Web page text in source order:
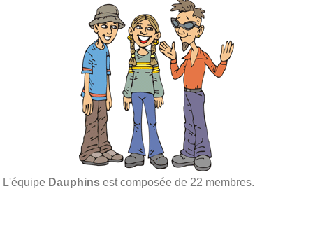
L'équipe Dauphins est composée de 22 membres.